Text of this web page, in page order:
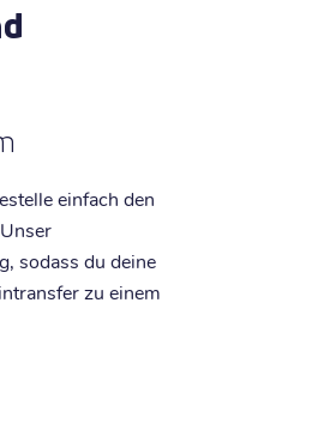
einfach den
sodass du deine
zu einem